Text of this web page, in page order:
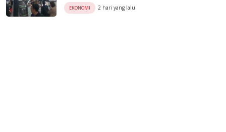
EKONOMI 2 hari yang lalu